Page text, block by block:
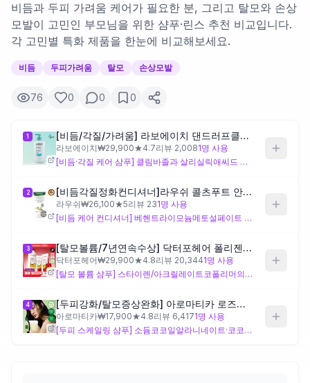
대화 이력
찜 목록
루틴탐색
제품비교
Login
비듬과 두피 가려움 케어가 필요한 분, 그리고 탈모와 손상
모발이 고민인 부모님을 위한 샴푸·린스 추천 비교입니다.
각 고민별 특화 제품을 한눈에 비교해보세요.
비듬 두피가려움 탈모 손상모발
76 0 0 0
1 [비듬/각질/가려움] 라보에이치 댄드러프클리닉 샴푸 750ML
라보에이치₩29,900★4.7리뷰 2,0081명 사용
[비듬·각질 케어 샴푸] 클림바졸과 살리실릭애씨드 조합으로 비듬·각질 제거에 집중한 설계이며, 히알루론산 4종과 피토스핑고신이 세정 후 두피 수분 및 장벽 보완을 의도한 구성입니다. 비듬·가려움이 주된 고민이면서 세정 후 건조함도 신경 쓰이는 분께 잘 맞고, 멘톨 계열 향이 부담스럽거나 두피 자극에 매우 민감한 분은 주의하세요.
2 [비듬각질정화컨디셔너]라우쉬 콜츠푸트 안티-댄드러프 컨디셔너 150ml
라우쉬₩26,100★5리뷰 231명 사용
[비듬 케어 컨디셔너] 베헨트라이모늄메토설페이트 기반 컨디셔닝과 자일리톨 3종의 보습이 중심이며, 관동화(콜츠푸트)·우엉 등 식물 추출물로 비듬 두피를 진정하려는 설계 의도가 읽힙니다. 샴푸 후 별도 트리트먼트로 비듬 관리와 모발 정돈을 함께 원하는 분께 적합하고, 이 제품 단독으로 샴푸 단계의 세정·각질 제거 효과를 기대하기는 어렵습니다.
3 [탈모볼륨/7년연속수상] 닥터포헤어 폴리젠 씨크닝 샴푸 750ml 기획 (+100ml*2ea)
닥터포헤어₩29,900★4.8리뷰 20,3441명 사용
[탈모 볼륨 샴푸] 스타이렌/아크릴레이트코폴리머의 피막 형성과 폴리쿼터늄 계열이 모발에 볼륨감을 부여하는 설계이며, 징크피리치온으로 두피 환경 관리도 함께 의도한 구성입니다. 모발이 가늘어져 볼륨이 줄었으면서 두피 관리도 겸하고 싶은 분께 적합하고, 피막 형성 성분이 누적될 수 있어 지성 두피이거나 모발 무게감에 민감한 분은 주기적인 딥클렌징을 고려하세요.
4 [두피강화/탈모증상완화] 아로마티카 로즈마리 스칼프 스케일링 샴푸 400ml (단품/더블세트/리필)
아로마티카₩17,900★4.8리뷰 6,4171명 사용
[두피 스케일링 샴푸] 소듐코코일알라니네이트·코코베타인 중심의 저자극 계면활성제 시스템에 살리실릭애씨드와 인도멀구슬나무·오레가노 등 다종 식물 추출물을 더해 두피 각질 정화와 두피 환경 개선에 초점을 맞춘 설계입니다. 두피 각질과 탈모 증상이 겹쳐 있으면서 순한 세정을 원하는 분께 맞고, 별도 컨디셔닝 없이 사용하면 모발이 건조하게 느껴질 수 있어 손상 모발이라면 린스 병행을 고려하세요.